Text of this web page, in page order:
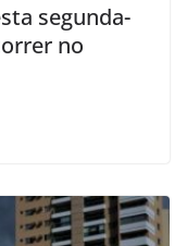
segunda-
no